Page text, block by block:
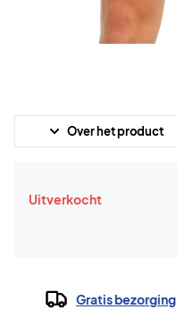
Over het product
Uitverkocht
Gratis bezorging